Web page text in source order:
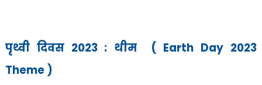
पृथ्वी दिवस 2023 : थीम ( Earth Day 2023
Theme )